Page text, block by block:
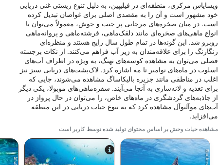
ویسایاس مرکزی، منطقه‌ای در فیلیپین، به دلیل تنوع زیستی غنی دریایی
خود مشهور است و آن را به مقصدی اصلی برای غواصان تبدیل کرده
است. در میان صخره‌های مرجانی پر جنب و جوش، معمولاً می‌توان با
انواع ماهی‌های صخره‌ای مانند دلقک‌ماهی، فرشته‌ماهی و پروانه‌ماهی
روبرو شد. این گونه‌ها در تمام طول سال رایج هستند و منظره‌ای
رنگارنگ را برای علاقه‌مندان به زیر آب فراهم می‌کنند. از نکات برجسته
فصلی می‌توان به مشاهده کوسه‌های نهنگ، به ویژه در اطراف آب‌های
اسلوب در ماه‌های نوامبر تا مه اشاره کرد. لاک‌پشت‌های دریایی سبز نیز
اغلب در مناطقی مانند جزیره بالیکاساگ مشاهده می‌شوند، جایی که
برای تغذیه و لانه‌سازی به آنجا می‌آیند. سفره‌ماهی‌های موبولا، یکی دیگر
از جاذبه‌های گردشگری در ماه‌های خاص، را می‌توان در حال پرواز در
آب‌های موآلبوآل مشاهده کرد که به تنوع حیات دریایی در این منطقه
می‌افزاید.
مشاهده حیات وحش بر اساس محتوای تولید شده توسط کاربر است